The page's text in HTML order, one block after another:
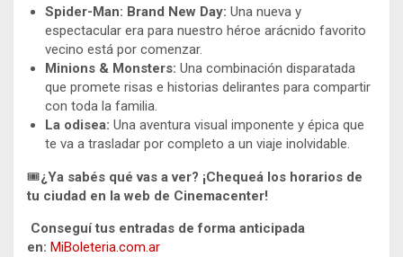
Spider-Man: Brand New Day: Una nueva y
espectacular era para nuestro héroe arácnido favorito
vecino está por comenzar.
Minions & Monsters: Una combinación disparatada
que promete risas e historias delirantes para compartir
con toda la familia.
La odisea: Una aventura visual imponente y épica que
te va a trasladar por completo a un viaje inolvidable.
🎟️¿Ya sabés qué vas a ver? ¡Chequeá los horarios de
tu ciudad en la web de Cinemacenter!
Conseguí tus entradas de forma anticipada
en: MiBoleteria.com.ar